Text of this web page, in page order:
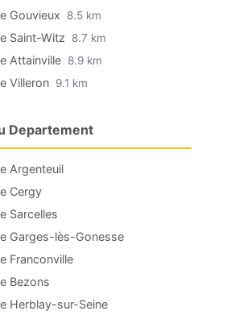
Gouvieux 8.5 km
Saint-Witz 8.7 km
Attainville 8.9 km
Villeron 9.1 km
Departement
Argenteuil
Cergy
Sarcelles
Garges-lès-Gonesse
Franconville
Bezons
Herblay-sur-Seine